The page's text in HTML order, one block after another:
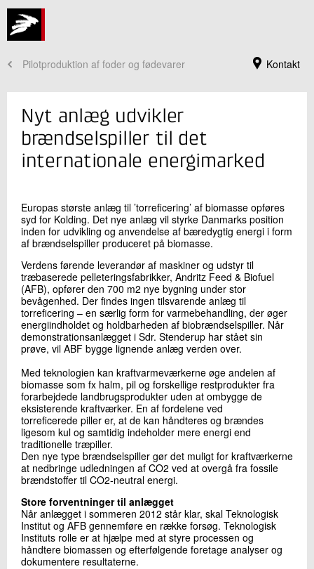
Kontakt
Pilotproduktion af foder og fødevarer
David Tveit
Direktør
Energi og Klima
+45 72 20 32 43
Send e-mail
Skriv til mig
Send
Nyt anlæg udvikler
brændselspiller til det
internationale energimarked
Europas største anlæg til ’torreficering’ af biomasse opføres
syd for Kolding. Det nye anlæg vil styrke Danmarks position
inden for udvikling og anvendelse af bæredygtig energi i form
af brændselspiller produceret på biomasse.
Verdens førende leverandør af maskiner og udstyr til
træbaserede pelleteringsfabrikker, Andritz Feed & Biofuel
(AFB), opfører den 700 m2 nye bygning under stor
bevågenhed. Der findes ingen tilsvarende anlæg til
torreficering – en særlig form for varmebehandling, der øger
energiindholdet og holdbarheden af biobrændselspiller. Når
demonstrationsanlægget i Sdr. Stenderup har stået sin
prøve, vil ABF bygge lignende anlæg verden over.
Med teknologien kan kraftvarmeværkerne øge andelen af
biomasse som fx halm, pil og forskellige restprodukter fra
forarbejdede landbrugsprodukter uden at ombygge de
eksisterende kraftværker. En af fordelene ved
torreficerede piller er, at de kan håndteres og brændes
ligesom kul og samtidig indeholder mere energi end
traditionelle træpiller.
Den nye type brændselspiller gør det muligt for kraftværkerne
at nedbringe udledningen af CO2 ved at overgå fra fossile
brændstoffer til CO2-neutral energi.
Store forventninger til anlægget
Når anlægget i sommeren 2012 står klar, skal Teknologisk
Institut og AFB gennemføre en række forsøg. Teknologisk
Instituts rolle er at hjælpe med at styre processen og
håndtere biomassen og efterfølgende foretage analyser og
dokumentere resultaterne.